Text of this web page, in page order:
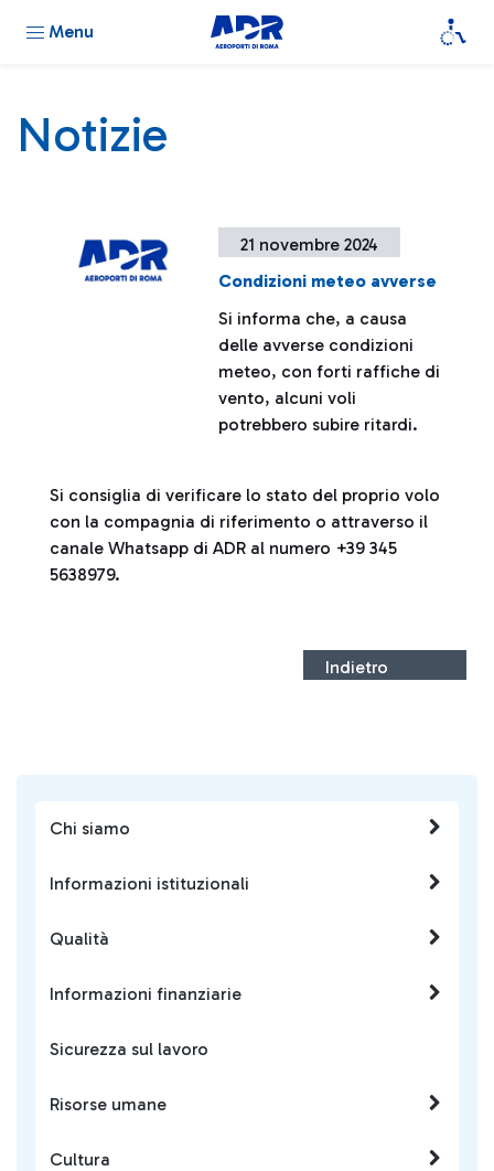
Menu
Chi siamo
Informazioni istituzionali
Qualità
Informazioni finanziarie
Sicurezza sul lavoro
Risorse umane
Cultura
Notizie
21 novembre 2024
Condizioni meteo avverse
Si informa che, a causa
delle avverse condizioni
meteo, con forti raffiche di
vento, alcuni voli
potrebbero subire ritardi.
Si consiglia di verificare lo stato del proprio volo
con la compagnia di riferimento o attraverso il
canale Whatsapp di ADR al numero +39 345
5638979.
Indietro